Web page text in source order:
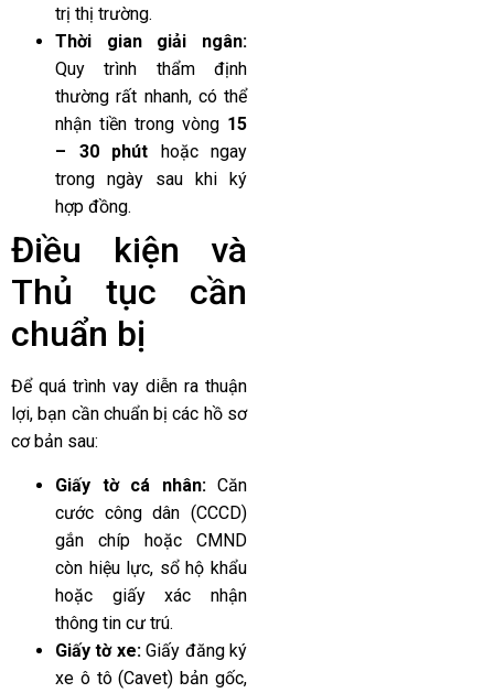
trị thị trường.
Thời gian giải ngân:
Quy trình thẩm định
thường rất nhanh, có thể
nhận tiền trong vòng 15
– 30 phút hoặc ngay
trong ngày sau khi ký
hợp đồng.
Điều kiện và
Thủ tục cần
chuẩn bị
Để quá trình vay diễn ra thuận
lợi, bạn cần chuẩn bị các hồ sơ
cơ bản sau:
Giấy tờ cá nhân:Căn
cước công dân (CCCD)
gắn chíp hoặc CMND
còn hiệu lực, sổ hộ khẩu
hoặc giấy xác nhận
thông tin cư trú.
Giấy tờ xe:Giấy đăng ký
xe ô tô (Cavet) bản gốc,